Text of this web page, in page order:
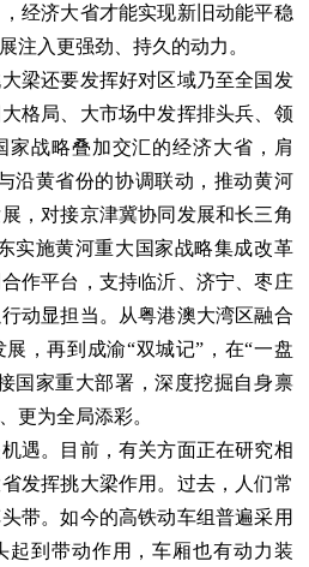
经济大省才能实现新旧动能平稳
注入更强劲、持久的动力。
还要发挥好对区域乃至全国发
格局、大市场中发挥排头兵、领
家战略叠加交汇的经济大省，肩
沿黄省份的协调联动，推动黄河
，对接京津冀协同发展和长三角
实施黄河重大国家战略集成改革
作平台，支持临沂、济宁、枣庄
动显担当。从粤港澳大湾区融合
，再到成渝“双城记”，在“一盘
国家重大部署，深度挖掘自身禀
更为全局添彩。
。目前，有关方面正在研究相
发挥挑大梁作用。过去，人们常
带。如今的高铁动车组普遍采用
起到带动作用，车厢也有动力装